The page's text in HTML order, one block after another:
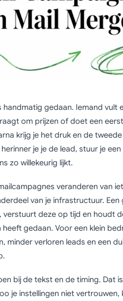
handmatig gedaan. Iemand vult
om prijzen of doet een
krijg je het druk en de
je je de lead, stuur je
zo willekeurig lijkt.
veranderen van
van je infrastructuur.
verstuurt deze op tijd en houdt
gedaan. Voor een klein
minder verloren leads en een
bij de tekst en de timing. Dat
je instellingen niet vertrouwen,